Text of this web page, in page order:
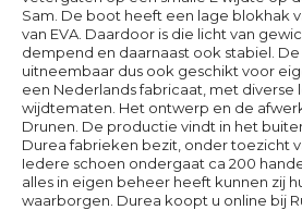
Sam. De boot heeft een lage blokhak
van EVA. Daardoor is die licht van
dempend en daarnaast ook stabiel.
uitneembaar dus ook geschikt voor
een Nederlands fabricaat, met diverse
wijdtematen. Het ontwerp en de
Drunen. De productie vindt in het
Durea fabrieken bezit, onder toezicht
Iedere schoen ondergaat ca 200
alles in eigen beheer heeft kunnen zij
waarborgen. Durea koopt u online bij